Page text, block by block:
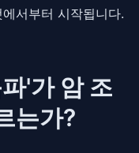
서부터 시작됩니다.
'가 암 조
는가?